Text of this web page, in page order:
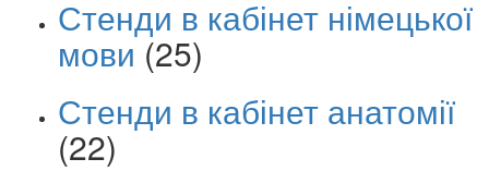
Стенди в кабінет німецької
мови (25)
Стенди в кабінет анатомії
(22)